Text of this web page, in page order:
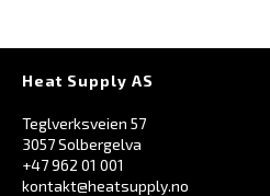
Heat Supply AS
Teglverksveien 57
3057 Solbergelva
+47 962 01 001
kontakt@heatsupply.no